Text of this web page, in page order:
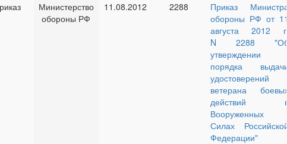
Министерство
обороны РФ
11.08.2012 2288
Приказ Министра
обороны РФ от 11
августа 2012 г.
N 2288 "Об
утверждении
порядка выдачи
удостоверений
ветерана боевых
действий в
Вооруженных
Силах Российской
Федерации"